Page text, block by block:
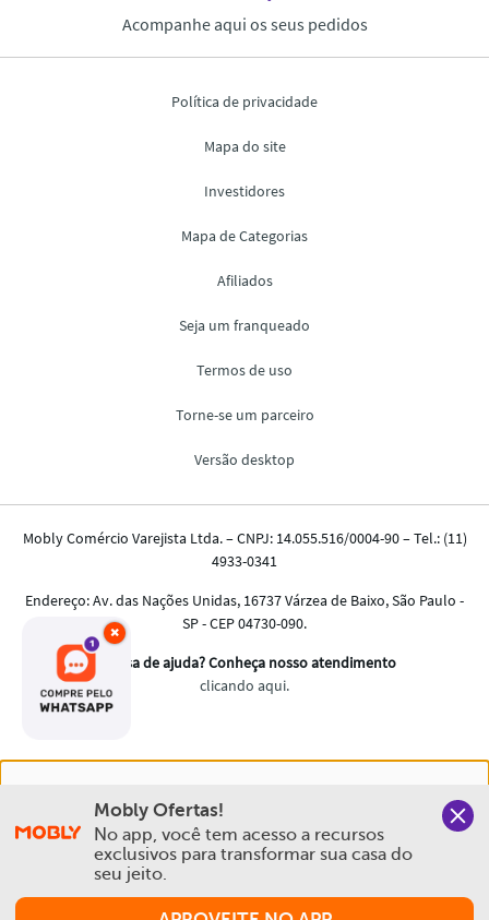
experiência na Mobly. Quando você navega no nosso site,
aceita esta condição
Política de Privacidade e Cookies
×
Mobly Ofertas!
No app, você tem acesso a recursos
exclusivos para transformar sua casa do
seu jeito.